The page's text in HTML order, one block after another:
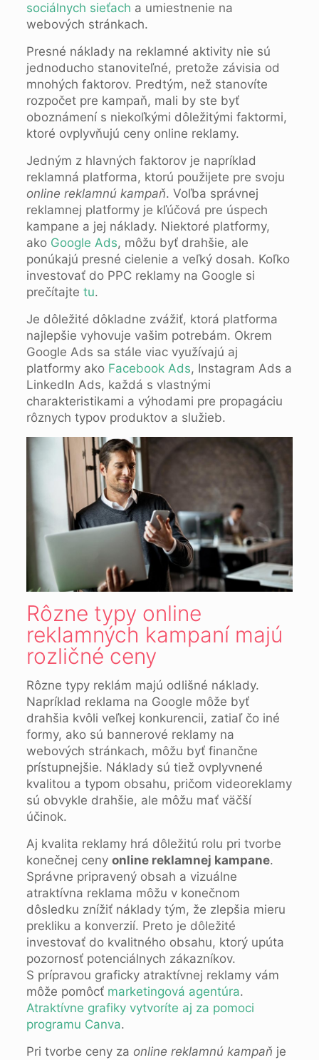
sociálnych sieťach a umiestnenie na
webových stránkach.
Presné náklady na reklamné aktivity nie sú
jednoducho stanoviteľné, pretože závisia od
mnohých faktorov. Predtým, než stanovíte
rozpočet pre kampaň, mali by ste byť
oboznámení s niekoľkými dôležitými faktormi,
ktoré ovplyvňujú ceny online reklamy.
Jedným z hlavných faktorov je napríklad
reklamná platforma, ktorú použijete pre svoju
online reklamnú kampaň. Voľba správnej
reklamnej platformy je kľúčová pre úspech
kampane a jej náklady. Niektoré platformy,
ako Google Ads, môžu byť drahšie, ale
ponúkajú presné cielenie a veľký dosah. Koľko
investovať do PPC reklamy na Google si
prečítajte tu.
Je dôležité dôkladne zvážiť, ktorá platforma
najlepšie vyhovuje vašim potrebám. Okrem
Google Ads sa stále viac využívajú aj
platformy ako Facebook Ads, Instagram Ads a
LinkedIn Ads, každá s vlastnými
charakteristikami a výhodami pre propagáciu
rôznych typov produktov a služieb.
Rôzne typy online
reklamných kampaní majú
rozličné ceny
Rôzne typy reklám majú odlišné náklady.
Napríklad reklama na Google môže byť
drahšia kvôli veľkej konkurencii, zatiaľ čo iné
formy, ako sú bannerové reklamy na
webových stránkach, môžu byť finančne
prístupnejšie. Náklady sú tiež ovplyvnené
kvalitou a typom obsahu, pričom videoreklamy
sú obvykle drahšie, ale môžu mať väčší
účinok.
Aj kvalita reklamy hrá dôležitú rolu pri tvorbe
konečnej ceny online reklamnej kampane.
Správne pripravený obsah a vizuálne
atraktívna reklama môžu v konečnom
dôsledku znížiť náklady tým, že zlepšia mieru
prekliku a konverzií. Preto je dôležité
investovať do kvalitného obsahu, ktorý upúta
pozornosť potenciálnych zákazníkov.
S prípravou graficky atraktívnej reklamy vám
môže pomôcť marketingová agentúra.
Atraktívne grafiky vytvoríte aj za pomoci
programu Canva.
Pri tvorbe ceny za online reklamnú kampaň je